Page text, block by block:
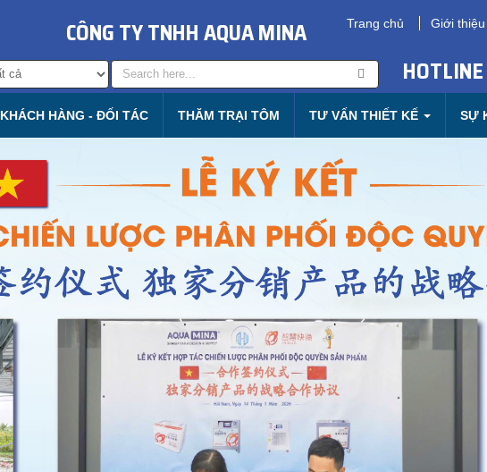
Trang chủ Giới thiệu
CÔNG TY TNHH AQUA MINA
KHÁCH HÀNG - ĐỐI TÁC THĂM TRẠI TÔM TƯ VẤN THIẾT KẾ SỰ